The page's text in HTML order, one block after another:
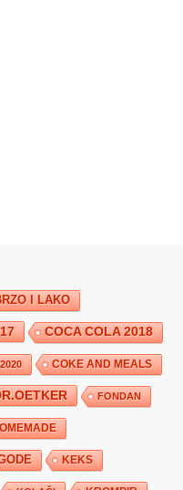
I LAKO
COCA COLA 2018
COKE AND MEALS
FONDAN
KEKS